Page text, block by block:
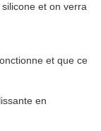
et on verra
et que ce
en